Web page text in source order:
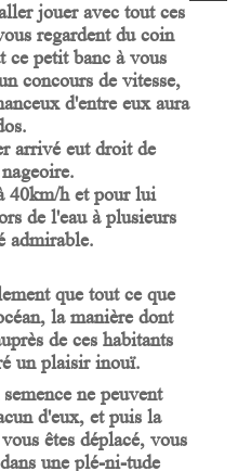
jouer avec tout ces
regardent du coin
petit banc à vous
concours de vitesse,
d'entre eux aura
arrivé eut droit de
40km/h et pour lui
de l'eau à plusieurs
admirable.
que tout ce que
la manière dont
de ces habitants
un plaisir inouï.
ne peuvent
d'eux, et puis la
êtes déplacé, vous
une plé-ni-tude